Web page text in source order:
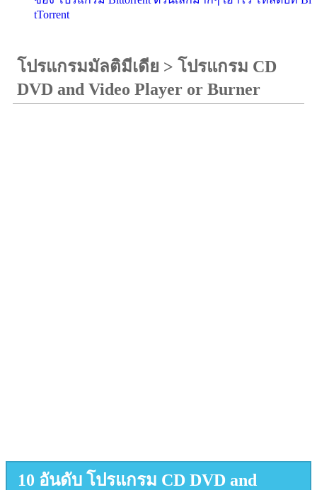
tTorrent
โปรแกรมมัลติมีเดีย > โปรแกรม CD
DVD and Video Player or Burner
10 อันดับ โปรแกรม CD DVD and